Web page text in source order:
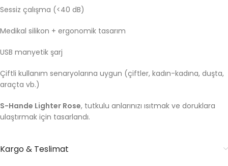
Sessiz çalışma (<40 dB)
Medikal silikon + ergonomik tasarım
USB manyetik şarj
Çiftli kullanım senaryolarına uygun (çiftler, kadın-kadına, duşta,
araçta vb.)
S-Hande Lighter Rose, tutkulu anlarınızı ısıtmak ve doruklara
ulaştırmak için tasarlandı.
Kargo & Teslimat